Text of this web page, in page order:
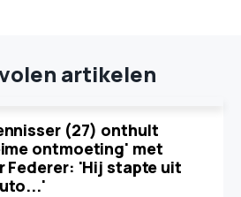
artikelen
(27) onthult
ontmoeting' met
Federer: 'Hij stapte uit